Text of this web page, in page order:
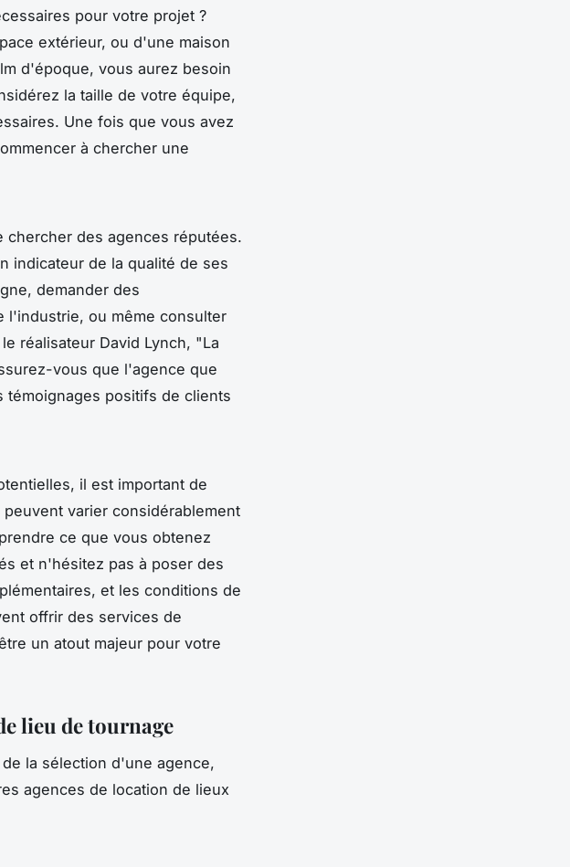
pour votre projet ?
extérieur, ou d'une maison
d'époque, vous aurez besoin
la taille de votre équipe,
Une fois que vous avez
à chercher une
des agences réputées.
indicateur de la qualité de ses
demander des
l'industrie, ou même consulter
réalisateur David Lynch, "La
vous que l'agence que
positifs de clients
il est important de
peuvent varier considérablement
ce que vous obtenez
et n'hésitez pas à poser des
et les conditions de
offrir des services de
un atout majeur pour votre
lieu de tournage
la sélection d'une agence,
agences de location de lieux